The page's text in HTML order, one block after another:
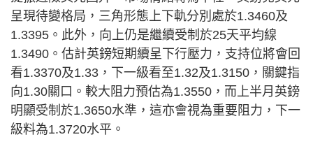
呈現待變格局，三角形態上下軌分別處於1.3460及
1.3395。此外，向上仍是繼續受制於25天平均線
1.3490。估計英鎊短期續呈下行壓力，支持位將會回
看1.3370及1.33，下一級看至1.32及1.3150，關鍵指
向1.30關口。較大阻力預估為1.3550，而上半月英鎊
明顯受制於1.3650水準，這亦會視為重要阻力，下一
級料為1.3720水平。